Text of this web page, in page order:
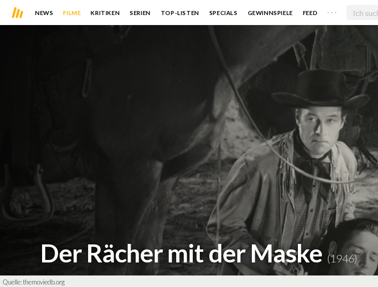
NEWS FILME KRITIKEN SERIEN TOP-LISTEN SPECIALS GEWINNSPIELE FEED . . .
Der Rächer mit der Maske (1946)
Quelle:themoviedb.org